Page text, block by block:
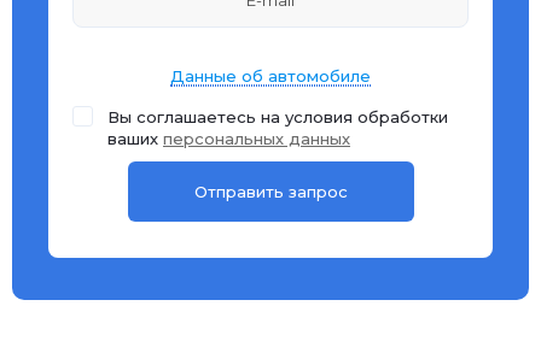
Данные об автомобиле
Вы соглашаетесь на условия обработки
ваших персональных данных